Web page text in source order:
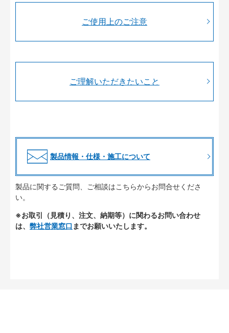
ご使用上のご注意
ご理解いただきたいこと
製品情報・仕様・施工について
製品に関するご質問、ご相談はこちらからお問合せくださ
い。
※お取引（見積り、注文、納期等）に関わるお問い合わせ
は、 弊社営業窓口 までお願いいたします。